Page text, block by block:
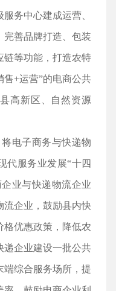
务中心建成运营、
完善品牌打造、包装
链等功能，打造农特
售+运营”的电商公共
高新区、自然资源
将电子商务与快递物
代服务业发展“十四
业与快递物流企业
流企业，鼓励县内快
格优惠政策，降低农
递企业建设一批公共
端综合服务场所，提